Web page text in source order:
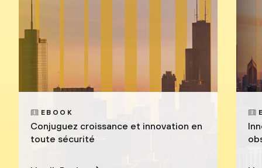
EBOOK
Conjuguez croissance et innovation en
toute sécurité